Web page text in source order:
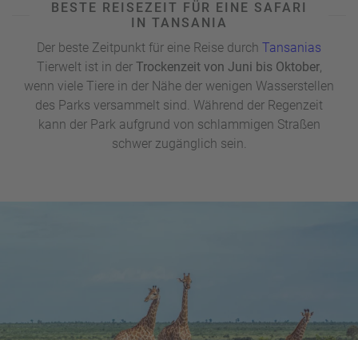
weniger frequentierte Alternative zu anderen bekannten
Touristenmassen vermeiden möchten. Für
Vogelbeobachtungen eignet sich hingegen der
Nationalpark rund um den Manyara-See.
BESTE REISEZEIT FÜR EINE SAFARI
IN TANSANIA
Der beste Zeitpunkt für eine Reise durch Tansanias
Tierwelt ist in der Trockenzeit von Juni bis Oktober,
wenn viele Tiere in der Nähe der wenigen Wasserstellen
des Parks versammelt sind. Während der Regenzeit
kann der Park aufgrund von schlammigen Straßen
schwer zugänglich sein.